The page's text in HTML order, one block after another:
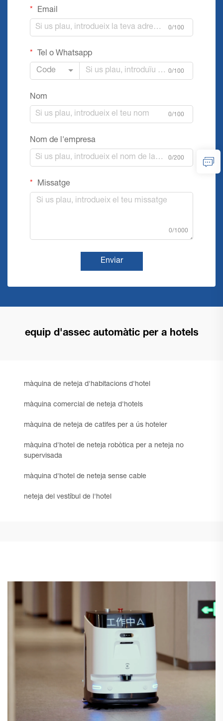
Email
0/100
Tel o Whatsapp
Code 0/100
Nom
0/100
Nom de l'empresa
0/200
Missatge
0/1000
Enviar
equip d'assec automàtic per a hotels
màquina de neteja d'habitacions d'hotel
màquina comercial de neteja d'hotels
màquina de neteja de catifes per a ús hoteler
màquina d'hotel de neteja robòtica per a neteja no
supervisada
màquina d'hotel de neteja sense cable
neteja del vestíbul de l'hotel